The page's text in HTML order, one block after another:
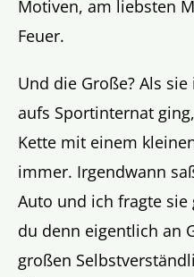
Motiven, am liebsten
Feuer.
Und die Große? Als
aufs Sportinternat
Kette mit einem
immer. Irgendwann
Auto und ich fragte sie
du denn eigentlich an
großen